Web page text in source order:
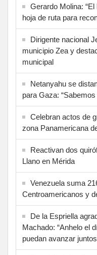
Gerardo Molina:
hoja de ruta para
Dirigente nacional
municipio Zea y
municipal
Netanyahu se
para Gaza:
Celebran actos de
zona Panamericana
Reactivan dos
Llano en Mérida
Venezuela suma
Centroamericanos y
De la Espriella
Machado: “Anhelo el
puedan avanzar